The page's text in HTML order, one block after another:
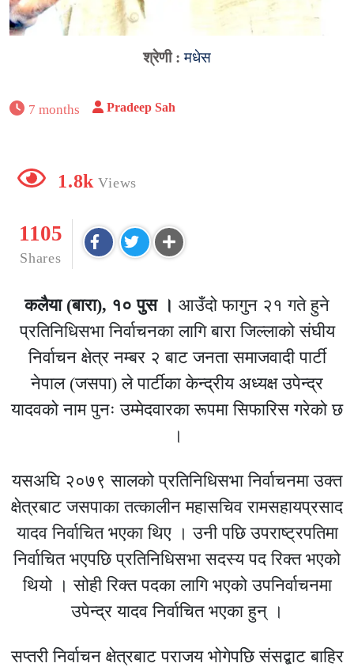
श्रेणी :मधेस
7 months Pradeep Sah
1.8k Views
1105
Shares
कलैया (बारा), १० पुस । आउँदो फागुन २१ गते हुने
प्रतिनिधिसभा निर्वाचनका लागि बारा जिल्लाको संघीय
निर्वाचन क्षेत्र नम्बर २ बाट जनता समाजवादी पार्टी
नेपाल (जसपा) ले पार्टीका केन्द्रीय अध्यक्ष उपेन्द्र
यादवको नाम पुनः उम्मेदवारका रूपमा सिफारिस गरेको छ
।
यसअघि २०७९ सालको प्रतिनिधिसभा निर्वाचनमा उक्त
क्षेत्रबाट जसपाका तत्कालीन महासचिव रामसहायप्रसाद
यादव निर्वाचित भएका थिए । उनी पछि उपराष्ट्रपतिमा
निर्वाचित भएपछि प्रतिनिधिसभा सदस्य पद रिक्त भएको
थियो । सोही रिक्त पदका लागि भएको उपनिर्वाचनमा
उपेन्द्र यादव निर्वाचित भएका हुन् ।
सप्तरी निर्वाचन क्षेत्रबाट पराजय भोगेपछि संसद्बाट बाहिर